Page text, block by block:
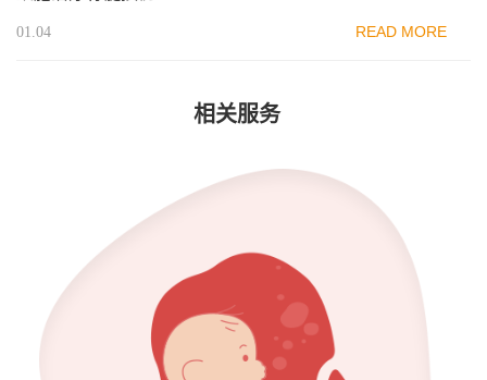
01.04 READ MORE
相关服务